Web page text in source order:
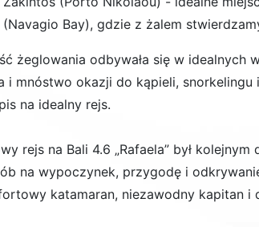
(Navagio Bay), gdzie z żalem
żeglowania odbywała się w idealnych
i mnóstwo okazji do kąpieli,
na idealny rejs.
rejs na Bali 4.6 „Rafaela” był kolejnym
na wypoczynek, przygodę i
katamaran, niezawodny kapitan i